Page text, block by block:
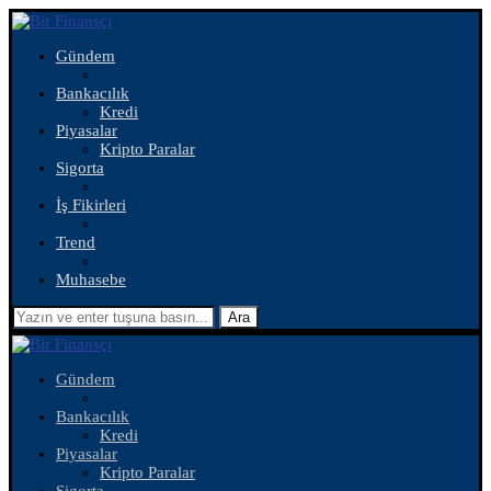
Gündem
Bankacılık
Kredi
Piyasalar
Kripto Paralar
Sigorta
İş Fikirleri
Trend
Muhasebe
Ara
Gündem
Bankacılık
Kredi
Piyasalar
Kripto Paralar